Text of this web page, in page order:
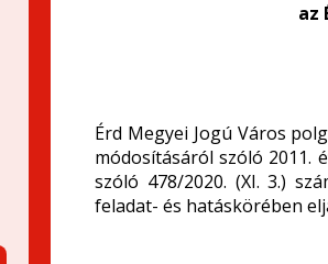
az
Érd Megyei Jogú Város
módosításáról szóló 2011.
szóló 478/2020. (XI. 3.)
feladat- és hatáskörében